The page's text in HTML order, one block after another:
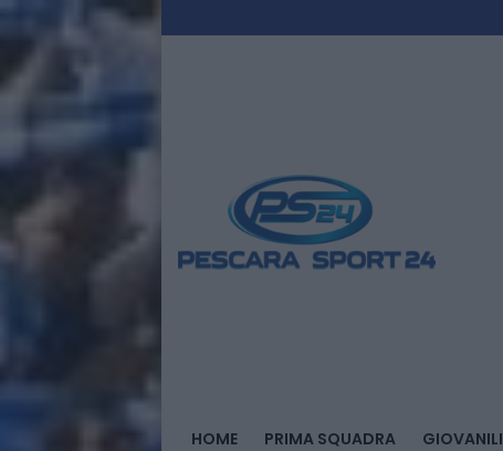
HOME PRIMA SQUADRA GIOVANILI